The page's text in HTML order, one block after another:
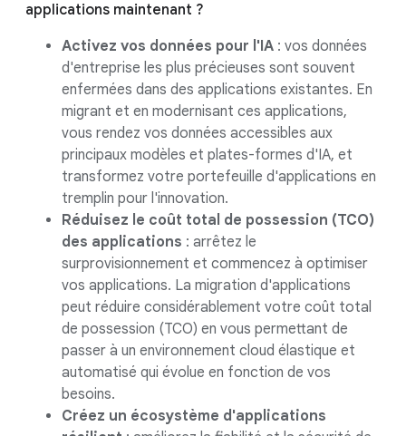
applications maintenant ?
Activez vos données pour l'IA : vos données
d'entreprise les plus précieuses sont souvent
enfermées dans des applications existantes. En
migrant et en modernisant ces applications,
vous rendez vos données accessibles aux
principaux modèles et plates-formes d'IA, et
transformez votre portefeuille d'applications en
tremplin pour l'innovation.
Réduisez le coût total de possession (TCO)
des applications : arrêtez le
surprovisionnement et commencez à optimiser
vos applications. La migration d'applications
peut réduire considérablement votre coût total
de possession (TCO) en vous permettant de
passer à un environnement cloud élastique et
automatisé qui évolue en fonction de vos
besoins.
Créez un écosystème d'applications